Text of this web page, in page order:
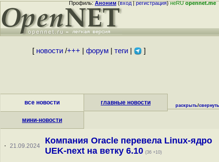
Профиль:Аноним(вход|регистрация)неRUopennet.me
[ новости/+++ форум| теги| ]
все новости главные новости
мини-новости
раскрыть/свернуть
· 21.09.2024
Компания Oracle перевела Linux-ядро
UEK-next на ветку 6.10 (36 +10)